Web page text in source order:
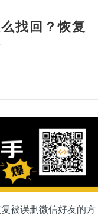
找回？恢复
复被误删微信好友的方